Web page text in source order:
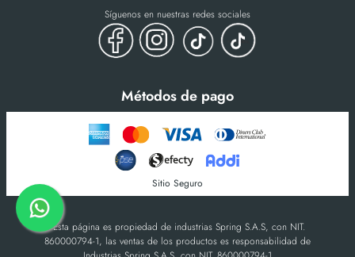
Síguenos en nuestras redes sociales
Métodos de pago
Sitio Seguro
-Esta página es propiedad de industrias Spring S.A.S, con NIT.
860000794-1, las ventas de los productos es responsabilidad de